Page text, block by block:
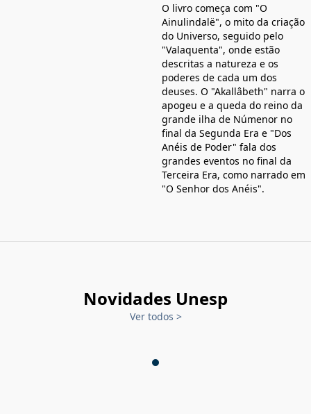
O livro começa com "O
Ainulindalë", o mito da criação
do Universo, seguido pelo
"Valaquenta", onde estão
descritas a natureza e os
poderes de cada um dos
deuses. O "Akallâbeth" narra o
apogeu e a queda do reino da
grande ilha de Númenor no
final da Segunda Era e "Dos
Anéis de Poder" fala dos
grandes eventos no final da
Terceira Era, como narrado em
"O Senhor dos Anéis".
Novidades Unesp
Ver todos >